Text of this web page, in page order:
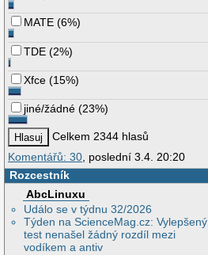
MATE (6%)
TDE (2%)
Xfce (15%)
jiné/žádné (23%)
Celkem 2344 hlasů
Komentářů: 30 , poslední 3.4. 20:20
Rozcestník
AbcLinuxu
Událo se v týdnu 32/2026
Týden na ScienceMag.cz: Vylepšený
test nenašel žádný rozdíl mezi
vodíkem a antiv